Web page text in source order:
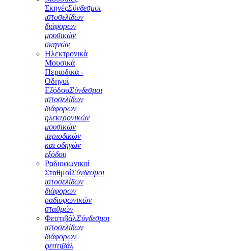
ΣκηνέςΣύνδεσμοι
ιστοσελίδων
διάφορων
μουσικών
σκηνών
Ηλεκτρονικά
Μουσικά
Περιοδικά -
Οδηγοί
ΕξόδουΣύνδεσμοι
ιστοσελίδων
διάφορων
ηλεκτρονικών
μουσικών
περιοδικών
και οδηγών
εξόδου
Ραδιοφωνικοί
ΣταθμοίΣύνδεσμοι
ιστοσελίδων
διάφορων
ραδιοφωνικών
σταθμών
ΦεστιβάλΣύνδεσμοι
ιστοσελίδων
διάφορων
φεστιβάλ